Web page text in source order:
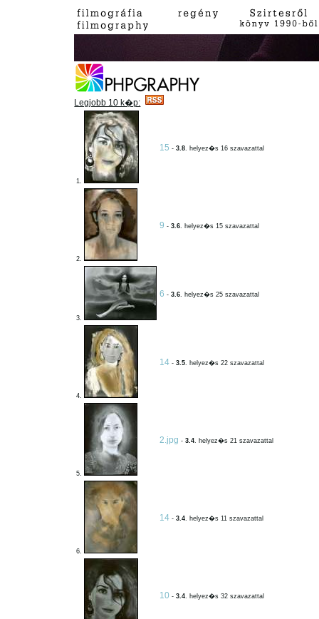
Legjobb 10 k�p:
1.
15 -3.8. helyez�s 16 szavazattal
2.
9 -3.6. helyez�s 15 szavazattal
3.
6 -3.6. helyez�s 25 szavazattal
4.
14 -3.5. helyez�s 22 szavazattal
5.
2.jpg -3.4. helyez�s 21 szavazattal
6.
14 -3.4. helyez�s 11 szavazattal
10 -3.4. helyez�s 32 szavazattal